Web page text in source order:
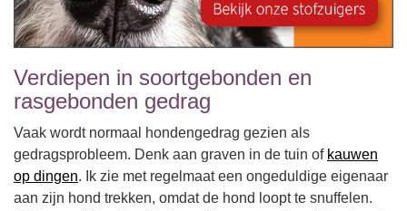
Verdiepen in soortgebonden en
rasgebonden gedrag
Vaak wordt normaal hondengedrag gezien als
gedragsprobleem. Denk aan graven in de tuin of kauwen
op dingen. Ik zie met regelmaat een ongeduldige eigenaar
aan zijn hond trekken, omdat de hond loopt te snuffelen.